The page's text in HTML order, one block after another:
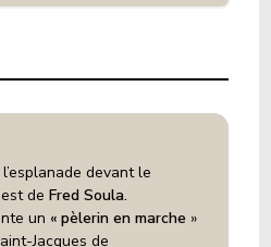
devant le
de Fred Soula.
un « pèlerin en marche »
Jacques de